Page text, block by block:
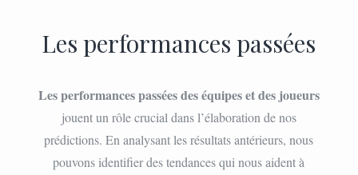
Les performances passées
Les performances passées des équipes et des joueurs
jouent un rôle crucial dans l’élaboration de nos
prédictions. En analysant les résultats antérieurs, nous
pouvons identifier des tendances qui nous aident à